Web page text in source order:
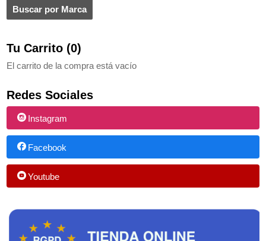
Tu Carrito (0)
El carrito de la compra está vacío
Redes Sociales
Instagram
Facebook
Youtube